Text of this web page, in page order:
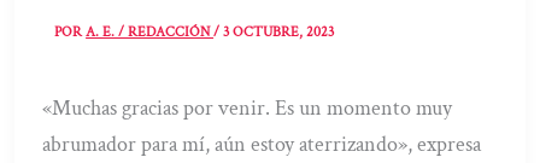
PORA. E. / REDACCIÓN/3 OCTUBRE, 2023
«Muchas gracias por venir. Es un momento muy
abrumador para mí, aún estoy aterrizando», expresa